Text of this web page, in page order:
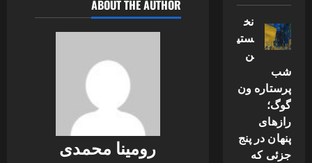
ABOUT THE AUTHOR
رومینا محمدی
نخ
ستی
ن
شب
پرستاره ون
گوگ؛
رازهای
پنهان در پنج
جزئی که